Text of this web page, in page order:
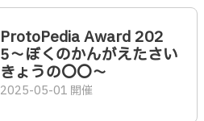
ProtoPedia Award 202
5〜ぼくのかんがえたさい
きょうの〇〇〜
2025-05-01 開催